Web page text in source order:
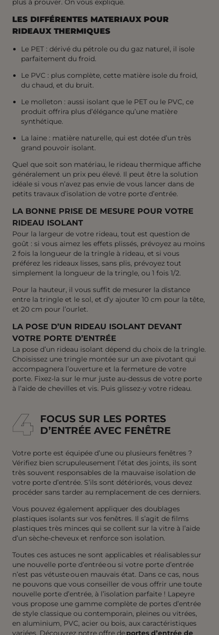
LES DIFFÉRENTES MATERIAUX POUR
RIDEAUX THERMIQUES
Le PET : dérivé du pétrole ou du gaz naturel, il isole
parfaitement du froid.
Le PVC : plus complète, cette matière isole du froid,
du chaud, et du bruit.
Le molleton : aussi isolant que le PET ou le PVC, ce
produit offrira plus d’élégance qu’une matière
synthétique.
La laine : matière naturelle, qui est dotée d’un très
grand pouvoir isolant.
Quel que soit son matériau, le rideau thermique affiche
généralement un prix peu élevé. Il peut être la solution
idéale si vous n’avez pas envie de vous lancer dans de
petits travaux d’isolation de votre porte d’entrée.
LA BONNE PRISE DE MESURE POUR VOTRE
RIDEAU ISOLANT
Pour la largeur de votre rideau, tout est question de
goût : si vous aimez les effets plissés, prévoyez au moins
2 fois la longueur de la tringle à rideau, et si vous
préférez les rideaux lisses, sans plis, prévoyez tout
simplement la longueur de la tringle, ou 1 fois 1/2.
Pour la hauteur, il vous suffit de mesurer la distance
entre la tringle et le sol, et d’y ajouter 10 cm pour la tête,
et 20 cm pour l’ourlet.
LA POSE D’UN RIDEAU ISOLANT DEVANT
VOTRE PORTE D’ENTRÉE
La pose d’un rideau isolant dépend du choix de la tringle.
Choisissez une tringle montée sur un axe pivotant qui
accompagnera l’ouverture et la fermeture de votre
porte. Fixez-la sur le mur juste au-dessus de votre porte
à l’aide de chevilles et vis. Puis glissez-y votre rideau.
4
4
FOCUS SUR LES PORTES
D’ENTRÉE AVEC FENÊTRE
Votre porte est équipée d’une ou plusieurs fenêtres ?
Vérifiez bien scrupuleusement l’état des joints, ils sont
très souvent responsables de la mauvaise isolation de
votre porte d’entrée. S’ils sont détériorés, vous devez
procéder sans tarder au remplacement de ces derniers.
Vous pouvez également appliquer des doublages
plastiques isolants sur vos fenêtres. Il s’agit de films
plastiques très minces qui se collent sur la vitre à l’aide
d’un sèche-cheveux et renforce son isolation.
Toutes ces astuces ne sont applicables et réalisables sur
une nouvelle porte d’entrée ou si votre porte d’entrée
n’est pas vétuste ou en mauvais état. Dans ce cas, nous
ne pouvons que vous conseiller de vous offrir une toute
nouvelle porte d’entrée, à l’isolation parfaite ! Lapeyre
vous propose une gamme complète de portes d’entrée
de style classique ou contemporain, pleines ou vitrées,
en aluminium, PVC, acier ou bois, aux caractéristiques
variées. Découvrez notre offre deportes d’entrée de